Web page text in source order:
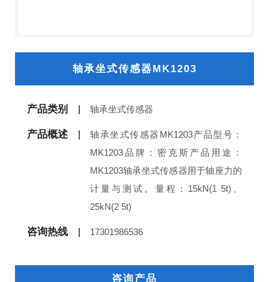
轴承坐式传感器MK1203
产品类别 轴承坐式传感器
产品概述
轴承坐式传感器MK1203产品型号：
MK1203品牌：密克斯产品用途：
MK1203轴承坐式传感器用于轴座力的
计量与测试。量程：15kN(1 5t)、
25kN(2 5t)
咨询热线 17301986536
咨询产品